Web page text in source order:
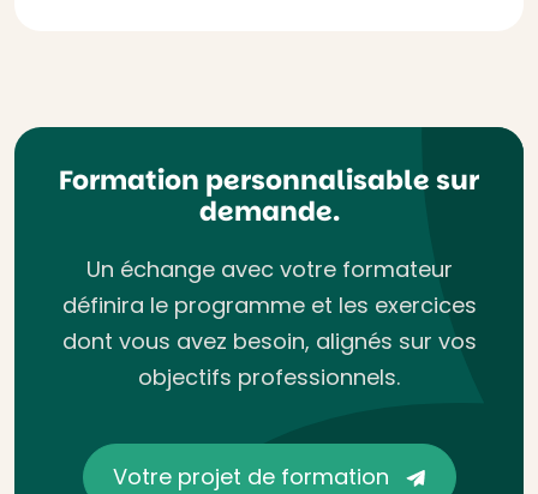
Formation personnalisable sur
demande.
Un échange avec votre formateur
définira le programme et les exercices
dont vous avez besoin, alignés sur vos
objectifs professionnels.
Votre projet de formation